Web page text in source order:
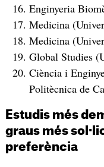
Enginyeria
Medicina
Medicina
Global Studies
Ciència i
Politècnica de
Estudis més
graus més
preferència